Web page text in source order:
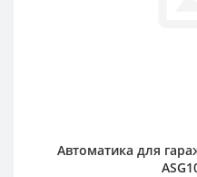
Автоматика для